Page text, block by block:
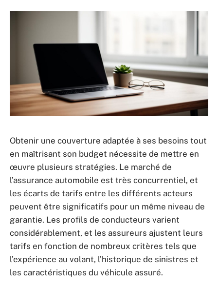
Obtenir une couverture adaptée à ses besoins tout
en maîtrisant son budget nécessite de mettre en
œuvre plusieurs stratégies. Le marché de
l’assurance automobile est très concurrentiel, et
les écarts de tarifs entre les différents acteurs
peuvent être significatifs pour un même niveau de
garantie. Les profils de conducteurs varient
considérablement, et les assureurs ajustent leurs
tarifs en fonction de nombreux critères tels que
l’expérience au volant, l’historique de sinistres et
les caractéristiques du véhicule assuré.